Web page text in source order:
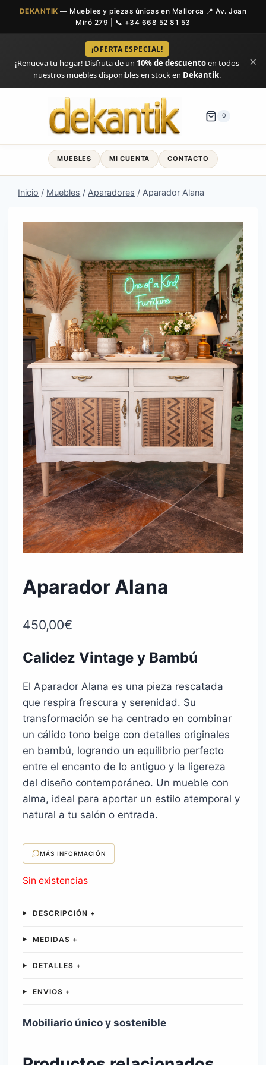
DEKANTIK — Muebles y piezas únicas en Mallorca 📍 Av. Joan
Miró 279 | 📞 +34 668 52 81 53
¡OFERTA ESPECIAL!
¡Renueva tu hogar! Disfruta de un 10% de descuentoen todos
nuestros muebles disponibles en stock en Dekantik.
×
0
MUEBLES MI CUENTA CONTACTO
Inicio / Muebles / Aparadores / Aparador Alana
Aparador Alana
450,00€
Calidez Vintage y Bambú
El Aparador Alana es una pieza rescatada
que respira frescura y serenidad. Su
transformación se ha centrado en combinar
un cálido tono beige con detalles originales
en bambú, logrando un equilibrio perfecto
entre el encanto de lo antiguo y la ligereza
del diseño contemporáneo. Un mueble con
alma, ideal para aportar un estilo atemporal y
natural a tu salón o entrada.
MÁS INFORMACIÓN
Sin existencias
DESCRIPCIÓN +
MEDIDAS +
DETALLES +
ENVIOS +
Mobiliario único y sostenible